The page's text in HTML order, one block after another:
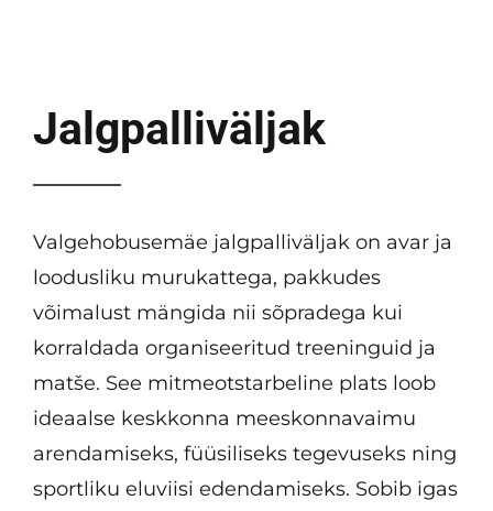
Jalgpalliväljak
Valgehobusemäe jalgpalliväljak on avar ja
loodusliku murukattega, pakkudes
võimalust mängida nii sõpradega kui
korraldada organiseeritud treeninguid ja
matše. See mitmeotstarbeline plats loob
ideaalse keskkonna meeskonnavaimu
arendamiseks, füüsiliseks tegevuseks ning
sportliku eluviisi edendamiseks. Sobib igas